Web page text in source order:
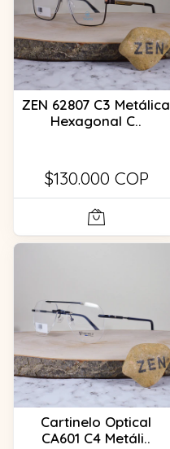
ZEN 62807 C3 Metálica
Hexagonal C..
$130.000 COP
Cartinelo Optical
CA601 C4 Metáli..